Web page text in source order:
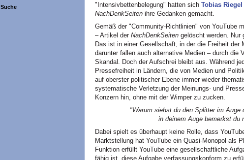
Suche
"Intensivbettenbelegung" hatten sich Tobias Riegel
NachDenkSeiten ihre Gedanken gemacht.
Gemäß der "Community-Richtlinien" von YouTube
– Artikel der NachDenkSeiten gelöscht werden. Nur
Das ist in einer Gesellschaft, in der die Freiheit der
darunter fallen auch alternative Medien – durch die
Skandal. Doch der Aufschrei bleibt aus. Während
Pressefreiheit in Ländern, die von Medien und
auf oberster politischer Ebene immer wieder
systematische Verletzung der Meinungs- und
Konzern hin, ohne mit der Wimper zu zucken.
"Warum siehst du den Splitter im Auge
in deinem Auge bemerkst du
Dabei spielt es überhaupt keine Rolle, dass
Marktstellung hat YouTube ein Quasi-Monopol als
Funktion erfüllt YouTube eine gesellschaftliche
fähig ist, diese Aufgabe verfassungskonform zu